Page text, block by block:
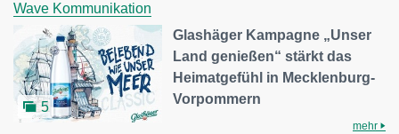
Wave Kommunikation
5
Glashäger Kampagne „Unser
Land genießen“ stärkt das
Heimatgefühl in Mecklenburg-
Vorpommern
mehr